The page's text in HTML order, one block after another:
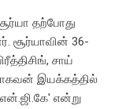
தற்போது
சூர்யாவின் 36-
சாய்
இயக்கத்தில்
என்று